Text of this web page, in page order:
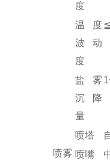
度
温度
波动
度
盐雾
沉降
量
喷雾
喷塔
喷嘴